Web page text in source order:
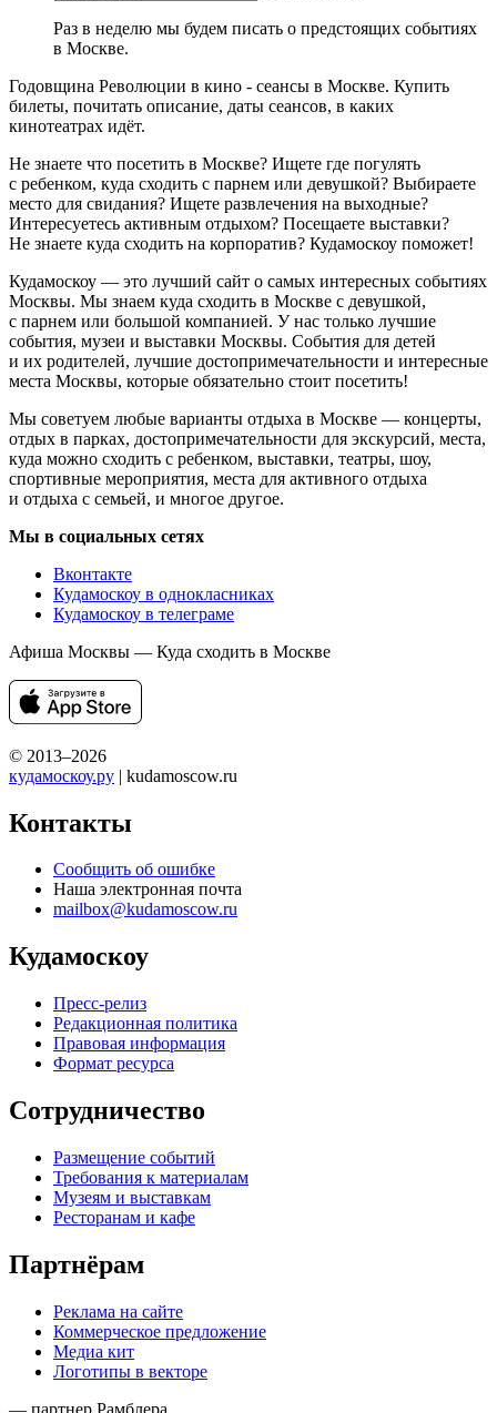
Раз в неделю мы будем писать о предстоящих событиях
в Москве.
Годовщина Революции в кино - сеансы в Москве. Купить
билеты, почитать описание, даты сеансов, в каких
кинотеатрах идёт.
Не знаете что посетить в Москве? Ищете где погулять
с ребенком, куда сходить с парнем или девушкой? Выбираете
место для свидания? Ищете развлечения на выходные?
Интересуетесь активным отдыхом? Посещаете выставки?
Не знаете куда сходить на корпоратив? Кудамоскоу поможет!
Кудамоскоу — это лучший сайт о самых интересных событиях
Москвы. Мы знаем куда сходить в Москве с девушкой,
с парнем или большой компанией. У нас только лучшие
события, музеи и выставки Москвы. События для детей
и их родителей, лучшие достопримечательности и интересные
места Москвы, которые обязательно стоит посетить!
Мы советуем любые варианты отдыха в Москве — концерты,
отдых в парках, достопримечательности для экскурсий, места,
куда можно сходить с ребенком, выставки, театры, шоу,
спортивные мероприятия, места для активного отдыха
и отдыха с семьей, и многое другое.
Мы в социальных сетях
Вконтакте
Кудамоскоу в однокласниках
Кудамоскоу в телеграме
Афиша Москвы — Куда сходить в Москве
© 2013–2026
кудамоскоу.ру | kudamoscow.ru
Контакты
Сообщить об ошибке
Наша электронная почта
mailbox@kudamoscow.ru
Кудамоскоу
Пресс-релиз
Редакционная политика
Правовая информация
Формат ресурса
Сотрудничество
Размещение событий
Требования к материалам
Музеям и выставкам
Ресторанам и кафе
Партнёрам
Реклама на сайте
Коммерческое предложение
Медиа кит
Логотипы в векторе
— партнер Рамблера